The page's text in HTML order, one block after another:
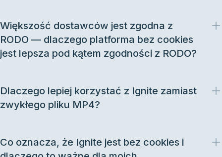
Większość dostawców jest zgodna z
RODO — dlaczego platforma bez cookies
jest lepsza pod kątem zgodności z RODO?
Dlaczego lepiej korzystać z Ignite zamiast
zwykłego pliku MP4?
Co oznacza, że Ignite jest bez cookies i